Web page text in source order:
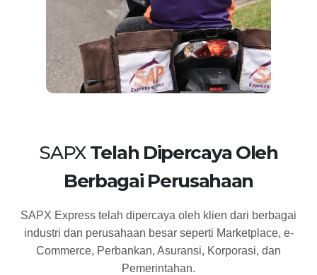
SAPXTelah Dipercaya Oleh
Berbagai Perusahaan
SAPX Express telah dipercaya oleh klien dari berbagai
industri dan perusahaan besar seperti Marketplace, e-
Commerce, Perbankan, Asuransi, Korporasi, dan
Pemerintahan.